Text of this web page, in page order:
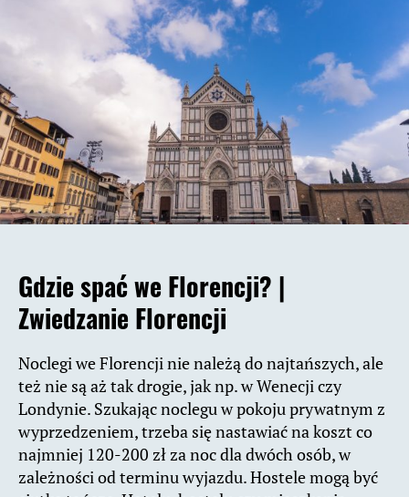
Gdzie spać we Florencji? |
Zwiedzanie Florencji
Noclegi we Florencji nie należą do najtańszych, ale
też nie są aż tak drogie, jak np. w Wenecji czy
Londynie. Szukając noclegu w pokoju prywatnym z
wyprzedzeniem, trzeba się nastawiać na koszt co
najmniej 120-200 zł za noc dla dwóch osób, w
zależności od terminu wyjazdu. Hostele mogą być